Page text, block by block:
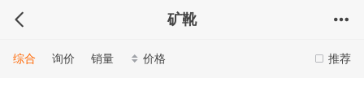
矿靴
推荐
综合 询价 销量 价格